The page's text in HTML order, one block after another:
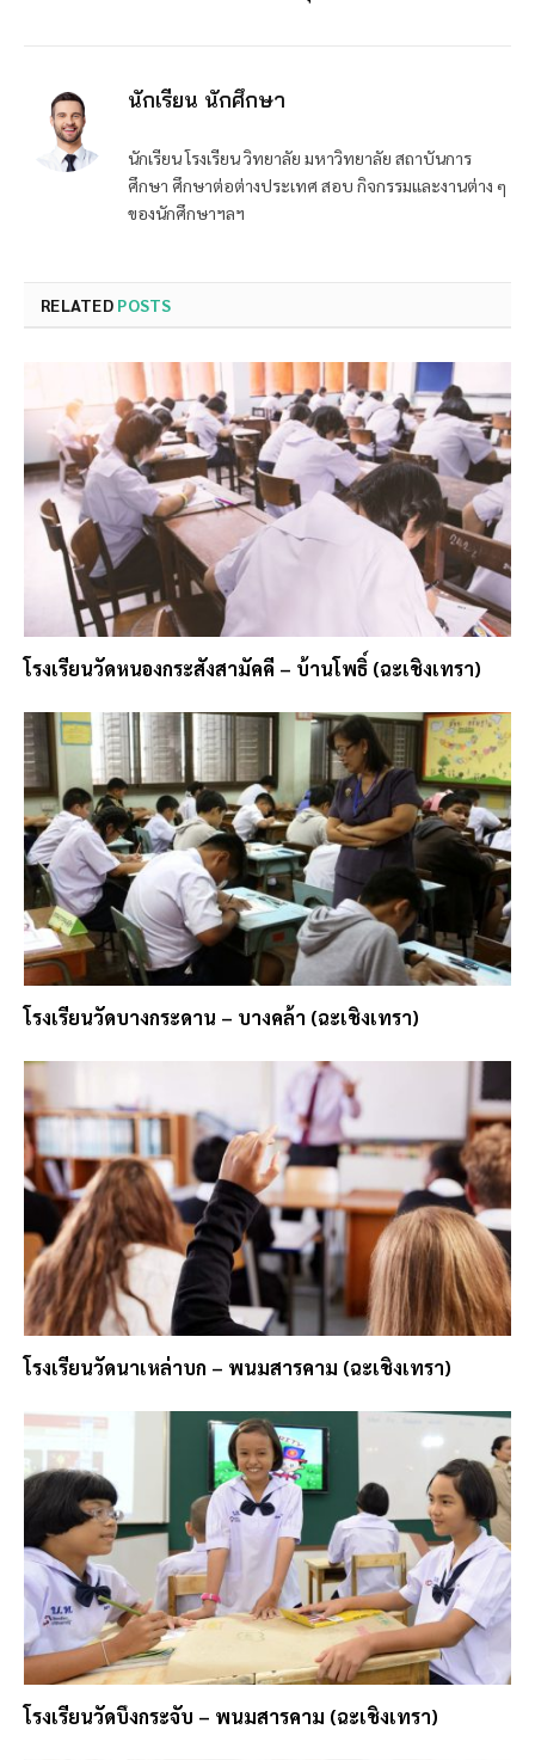
นักเรียน นักศึกษา
นักเรียน โรงเรียน วิทยาลัย มหาวิทยาลัย สถาบันการ
ศึกษา ศึกษาต่อต่างประเทศ สอบ กิจกรรมและงานต่าง ๆ
ของนักศึกษาฯลฯ
RELATED POSTS
โรงเรียนวัดหนองกระสังสามัคคี – บ้านโพธิ์ (ฉะเชิงเทรา)
โรงเรียนวัดบางกระดาน – บางคล้า (ฉะเชิงเทรา)
โรงเรียนวัดนาเหล่าบก – พนมสารคาม (ฉะเชิงเทรา)
โรงเรียนวัดบึงกระจับ – พนมสารคาม (ฉะเชิงเทรา)